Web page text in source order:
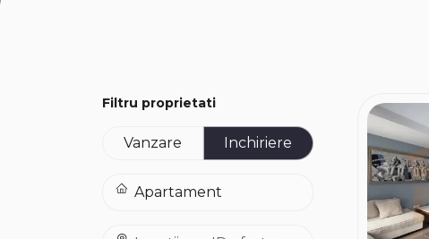
Filtru proprietati
Vanzare Inchiriere